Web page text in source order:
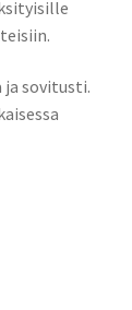
sovitusti.